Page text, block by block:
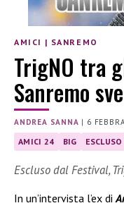
AMICI | SANREMO
TrigNO tra
Sanremo
ANDREA SANNA | 6
AMICI 24 BIG ESCLUSO
Escluso dal Festival,
In un’intervista l’ex di